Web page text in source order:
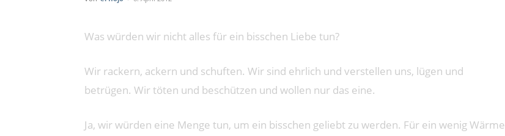
Was würden wir nicht alles für ein bisschen Liebe tun?
Wir rackern, ackern und schuften. Wir sind ehrlich und verstellen uns, lügen und
betrügen. Wir töten und beschützen und wollen nur das eine.
Ja, wir würden eine Menge tun, um ein bisschen geliebt zu werden. Für ein wenig Wärme